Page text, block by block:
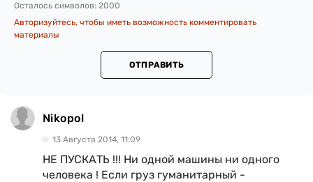
Осталось символов: 2000
Авторизуйтесь, чтобы иметь возможность комментировать
материалы
ОТПРАВИТЬ
Nikopol
13 Августа 2014, 11:09
НЕ ПУСКАТЬ !!! Ни одной машины ни одного
человека ! Если груз гуманитарный -